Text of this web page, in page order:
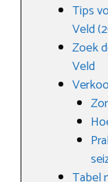
Tips
Veld
Zoek
Veld
Tabel